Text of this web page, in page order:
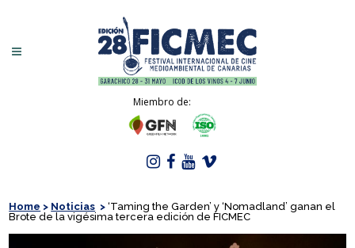
Miembro de:
Home > Noticias >‘Taming the Garden’ y ‘Nomadland’ ganan el
Brote de la vigésima tercera edición de FICMEC